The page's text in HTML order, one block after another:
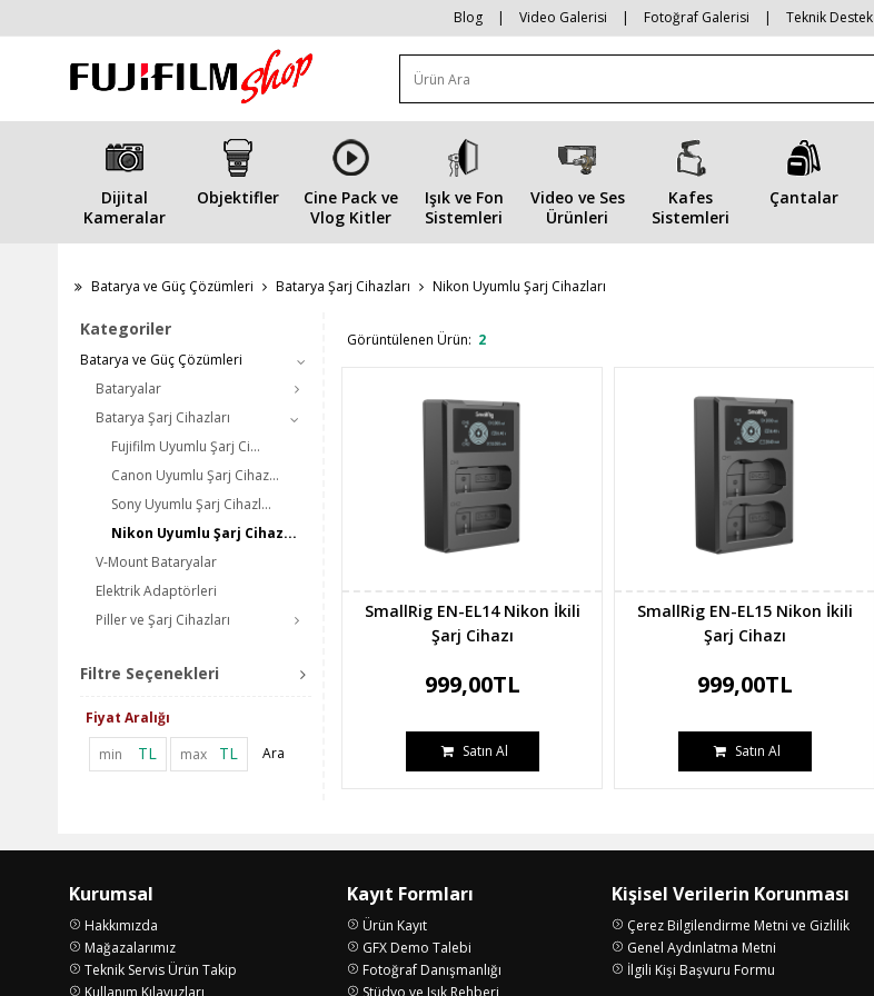
Blog | Video Galerisi | Fotoğraf Galerisi | Teknik Destek
Dijital
Kameralar
Objektifler
Cine Pack ve
Vlog Kitler
Işık ve Fon
Sistemleri
Video ve Ses
Ürünleri
Kafes
Sistemleri
Çantalar
Batarya ve Güç Çözümleri Batarya Şarj Cihazları Nikon Uyumlu Şarj Cihazları
Kategoriler
Batarya ve Güç Çözümleri
Bataryalar
Batarya Şarj Cihazları
Fujifilm Uyumlu Şarj Ci...
Canon Uyumlu Şarj Cihaz...
Sony Uyumlu Şarj Cihazl...
Nikon Uyumlu Şarj Cihaz...
V-Mount Bataryalar
Elektrik Adaptörleri
Piller ve Şarj Cihazları
Filtre Seçenekleri
Fiyat Aralığı
TL TL Ara
Görüntülenen Ürün: 2
SmallRig EN-EL14 Nikon İkili
Şarj Cihazı
999,00TL
Satın Al
SmallRig EN-EL15 Nikon İkili
Şarj Cihazı
999,00TL
Satın Al
Kurumsal
Hakkımızda
Mağazalarımız
Teknik Servis Ürün Takip
Kullanım Kılavuzları
Kayıt Formları
Ürün Kayıt
GFX Demo Talebi
Fotoğraf Danışmanlığı
Stüdyo ve Işık Rehberi
Kişisel Verilerin Korunması
Çerez Bilgilendirme Metni ve Gizlilik
Genel Aydınlatma Metni
İlgili Kişi Başvuru Formu